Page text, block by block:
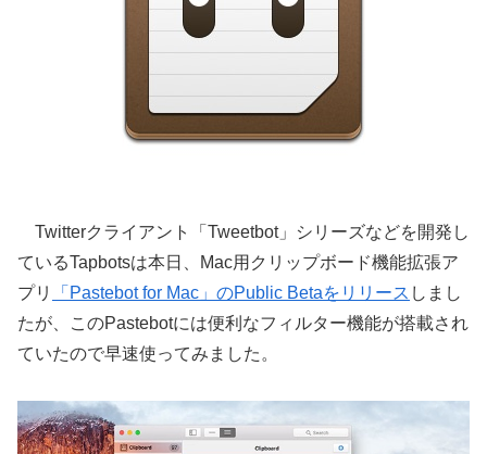
Twitterクライアント「Tweetbot」シリーズなどを開発し
ているTapbotsは本日、Mac用クリップボード機能拡張ア
プリ
「Pastebot for Mac」のPublic Betaをリリース しまし
たが、このPastebotには便利なフィルター機能が搭載され
ていたので早速使ってみました。